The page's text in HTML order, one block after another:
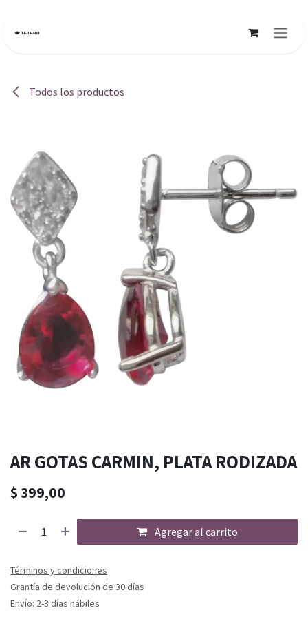
Todos los productos
AR GOTAS CARMIN, PLATA RODIZADA
$399,00
Agregar al carrito
Términos y condiciones
Grantía de devolución de 30 días
Envío: 2-3 días hábiles